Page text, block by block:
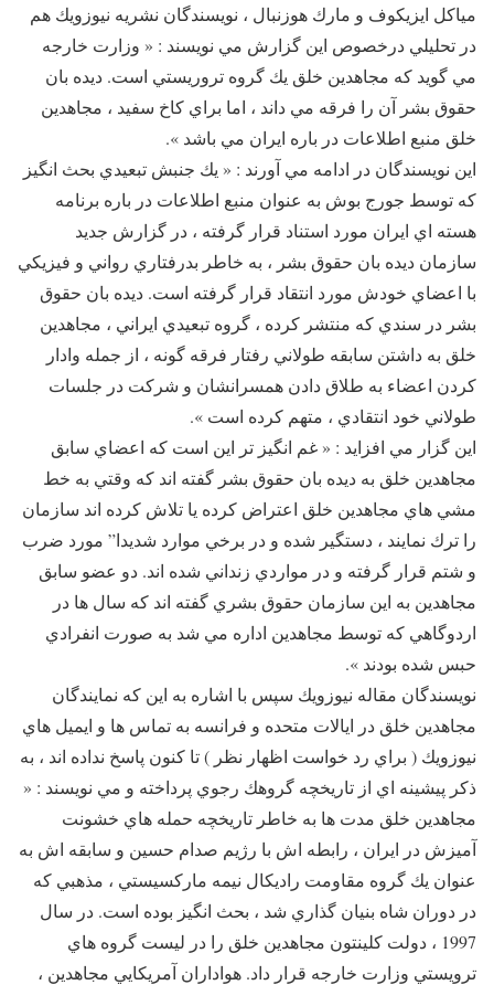
مياكل ايزيكوف و مارك هوزنبال ، نويسندگان نشريه نيوزويك هم
در تحليلي درخصوص اين گزارش مي نويسند : « وزارت خارجه
مي گويد كه مجاهدين خلق يك گروه تروريستي است. ديده بان
حقوق بشر آن را فرقه مي داند ، اما براي كاخ سفيد ، مجاهدين
خلق منبع اطلاعات در باره ايران مي باشد ».
اين نويسندگان در ادامه مي آورند : « يك جنبش تبعيدي بحث انگيز
كه توسط جورج بوش به عنوان منبع اطلاعات در باره برنامه
هسته اي ايران مورد استناد قرار گرفته ، در گزارش جديد
سازمان ديده بان حقوق بشر ، به خاطر بدرفتاري رواني و فيزيكي
با اعضاي خودش مورد انتقاد قرار گرفته است. ديده بان حقوق
بشر در سندي كه منتشر كرده ، گروه تبعيدي ايراني ، مجاهدين
خلق به داشتن سابقه طولاني رفتار فرقه گونه ، از جمله وادار
كردن اعضاء به طلاق دادن همسرانشان و شركت در جلسات
طولاني خود انتقادي ، متهم كرده است ».
اين گزار مي افزايد : « غم انگيز تر اين است كه اعضاي سابق
مجاهدين خلق به ديده بان حقوق بشر گفته اند كه وقتي به خط
مشي هاي مجاهدين خلق اعتراض كرده يا تلاش كرده اند سازمان
را ترك نمايند ، دستگير شده و در برخي موارد شديدا” مورد ضرب
و شتم قرار گرفته و در مواردي زنداني شده اند. دو عضو سابق
مجاهدين به اين سازمان حقوق بشري گفته اند كه سال ها در
اردوگاهي كه توسط مجاهدين اداره مي شد به صورت انفرادي
حبس شده بودند ».
نويسندگان مقاله نيوزويك سپس با اشاره به اين كه نمایندگان
مجاهدين خلق در ايالات متحده و فرانسه به تماس ها و ايميل هاي
نيوزويك ( براي رد خواست اظهار نظر ) تا كنون پاسخ نداده اند ، به
ذكر پيشينه اي از تاريخچه گروهك رجوي پرداخته و مي نويسند : «
مجاهدين خلق مدت ها به خاطر تاريخچه حمله هاي خشونت
آميزش در ايران ، رابطه اش با رژيم صدام حسين و سابقه اش به
عنوان يك گروه مقاومت راديكال نيمه ماركسيستي ، مذهبي كه
در دوران شاه بنيان گذاري شد ، بحث انگيز بوده است. در سال
1997 ، دولت كلينتون مجاهدين خلق را در ليست گروه هاي
ترويستي وزارت خارجه قرار داد. هواداران آمريكايي مجاهدين ،